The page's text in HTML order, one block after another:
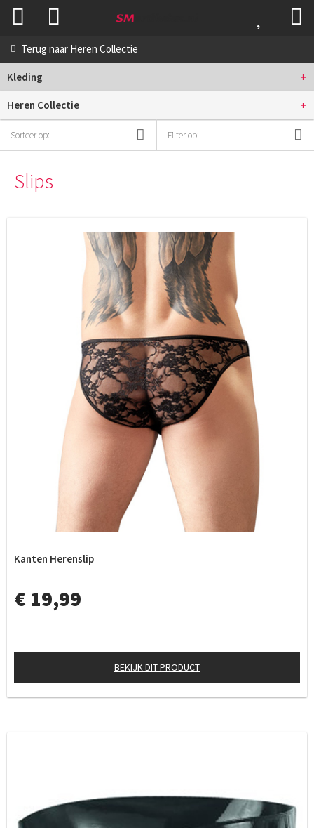
Terug naar Heren Collectie
Kleding +
Heren Collectie +
Sorteer op: Filter op:
Slips
Kanten Herenslip
€ 19,99
BEKIJK DIT PRODUCT